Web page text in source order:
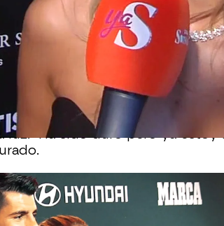
de 'Vanitatis',
Alice
sin palabras.
de haber sido padres
la pareja disfruta de su bebé
luz. "Ha sido duro pero ya estoy
la vemos muy bien, por dentro
"A nivel mental sigo